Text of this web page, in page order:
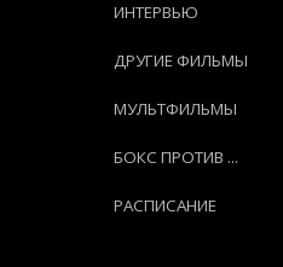
ИНТЕРВЬЮ
ДРУГИЕ ФИЛЬМЫ
МУЛЬТФИЛЬМЫ
БОКС ПРОТИВ ...
РАСПИСАНИЕ